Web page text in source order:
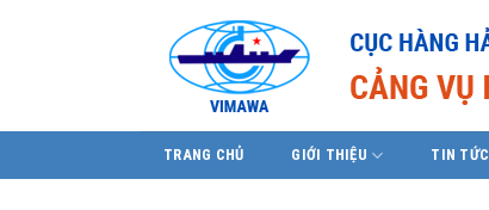
TRANG CHỦ GIỚI THIỆU TIN TỨC